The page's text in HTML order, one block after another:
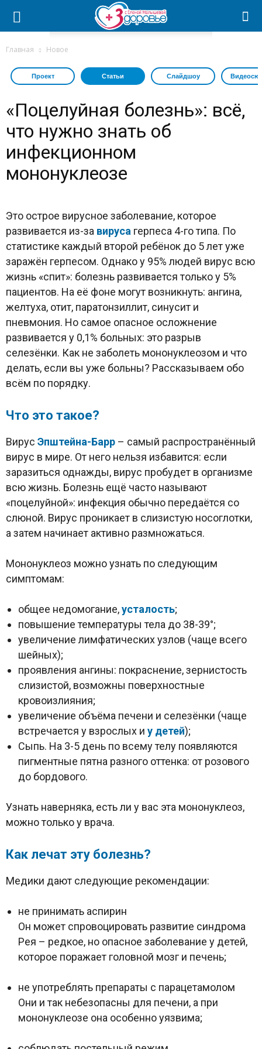
Главная Новое
Проект Статьи Слайдшоу
«Поцелуйная болезнь»: всё,
что нужно знать об
инфекционном
мононуклеозе
Это острое вирусное заболевание, которое
развивается из-за вируса герпеса 4-го типа. По
статистике каждый второй ребёнок до 5 лет уже
заражён герпесом. Однако у 95% людей вирус всю
жизнь «спит»: болезнь развивается только у 5%
пациентов. На её фоне могут возникнуть: ангина,
желтуха, отит, паратонзиллит, синусит и
пневмония. Но самое опасное осложнение
развивается у 0,1% больных: это разрыв
селезёнки. Как не заболеть мононуклеозом и что
делать, если вы уже больны? Рассказываем обо
всём по порядку.
Что это такое?
Вирус Эпштейна-Барр – самый распространённый
вирус в мире. От него нельзя избавится: если
заразиться однажды, вирус пробудет в организме
всю жизнь. Болезнь ещё часто называют
«поцелуйной»: инфекция обычно передаётся со
слюной. Вирус проникает в слизистую носоглотки,
а затем начинает активно размножаться.
Мононуклеоз можно узнать по следующим
симптомам:
общее недомогание,усталость;
повышение температуры тела до 38-39°;
увеличение лимфатических узлов (чаще всего
шейных);
проявления ангины: покраснение, зернистость
слизистой, возможны поверхностные
кровоизлияния;
увеличение объёма печени и селезёнки (чаще
встречается у взрослых и у детей);
Сыпь. На 3-5 день по всему телу появляются
пигментные пятна разного оттенка: от розового
до бордового.
Узнать наверняка, есть ли у вас эта мононуклеоз,
можно только у врача.
Как лечат эту болезнь?
Медики дают следующие рекомендации:
не принимать аспирин
Он может спровоцировать развитие синдрома
Рея – редкое, но опасное заболевание у детей,
которое поражает головной мозг и печень;
не употреблять препараты с парацетамолом
Они и так небезопасны для печени, а при
мононуклеозе она особенно уязвима;